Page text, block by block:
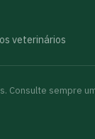
veterinários
Consulte sempre